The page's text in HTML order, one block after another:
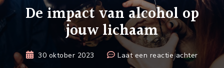
De impact van alcohol op
jouw lichaam
30 oktober 2023 Laat een reactie achterop